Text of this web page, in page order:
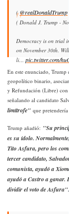
( @realDonaldTrump
( Donald J. Trump -
Democracy is on trial
on November 30th.
li… pic.twitter.com/
— Donald J Trump
En este enunciado,
geopolítico binario,
y Refundación (Libre) con
señalando al candidato
limítrofe" que
Trump añadió: "Su
es su ídolo.
Tito Asfura, pero los
tercer candidato,
comunista, ayudó a
ayudó a Castro a
dividir el voto de Asfura".